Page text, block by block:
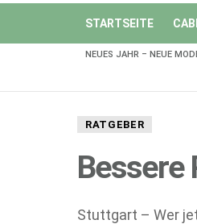
STARTSEITE
AKTUELLES
NEUES JAHR – NEUE
RATGEBER
Bessere
Stuttgart – Wer